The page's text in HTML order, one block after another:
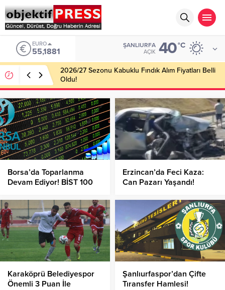
ALTIN
6.660,55
ŞANLIURFA
AÇIK 40°C
Haliliye Belediyesi Her Gün 4 Bin 898 Kişiye Sıcak
Yemek Ulaştırıyor!
Borsa’da Toparlanma
Devam Ediyor! BİST 100
İşlem Görüyor?
Erzincan’da Feci Kaza:
Can Pazarı Yaşandı!
Karaköprü Belediyespor
Önemli 3 Puan İle
Şanlıurfaspor’dan Çifte
Tıransfer Hamlesi!